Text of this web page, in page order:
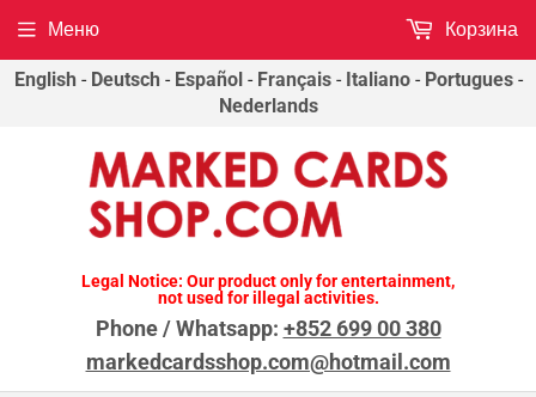
English - Deutsch - Español- Français- Italiano- Portugues-
Nederlands
Legal Notice: Our product only for entertainment,
not used for illegal activities.
Phone / Whatsapp: +852 699 00 380
markedcardsshop.com@hotmail.com
Меню Корзина